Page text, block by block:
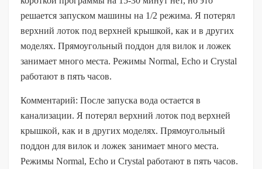
решается запуском машины на 1/2 режима. Я потерял
верхний лоток под верхней крышкой, как и в других
моделях. Прямоугольный поддон для вилок и ложек
занимает много места. Режимы Normal, Echo и Crystal
работают в пять часов.
Комментарий: После запуска вода остается в
канализации. Я потерял верхний лоток под верхней
крышкой, как и в других моделях. Прямоугольный
поддон для вилок и ложек занимает много места.
Режимы Normal, Echo и Crystal работают в пять часов.